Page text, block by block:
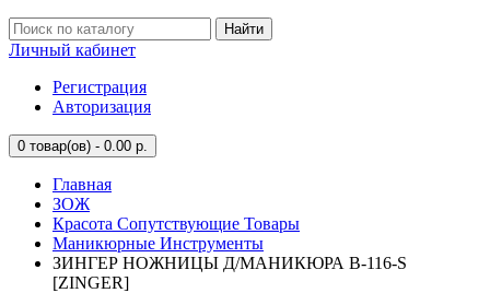
Найти
Личный кабинет
Регистрация
Авторизация
0 товар(ов) - 0.00 р.
Главная
ЗОЖ
Красота Сопутствующие Товары
Маникюрные Инструменты
ЗИНГЕР НОЖНИЦЫ Д/МАНИКЮРА B-116-S
[ZINGER]